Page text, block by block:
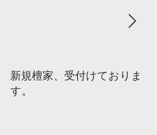
新規檀家、受付けておりま
す。